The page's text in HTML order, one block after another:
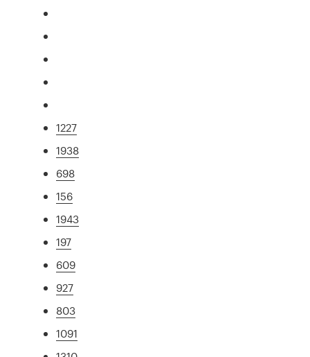
1227
1938
698
156
1943
197
609
927
803
1091